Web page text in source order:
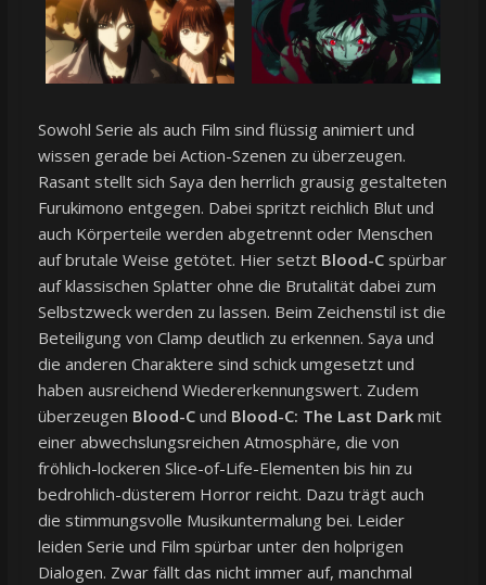
Sowohl Serie als auch Film sind flüssig animiert und
wissen gerade bei Action-Szenen zu überzeugen.
Rasant stellt sich Saya den herrlich grausig gestalteten
Furukimono entgegen. Dabei spritzt reichlich Blut und
auch Körperteile werden abgetrennt oder Menschen
auf brutale Weise getötet. Hier setzt Blood-Cspürbar
auf klassischen Splatter ohne die Brutalität dabei zum
Selbstzweck werden zu lassen. Beim Zeichenstil ist die
Beteiligung von Clamp deutlich zu erkennen. Saya und
die anderen Charaktere sind schick umgesetzt und
haben ausreichend Wiedererkennungswert. Zudem
überzeugen Blood-Cund Blood-C: The Last Darkmit
einer abwechslungsreichen Atmosphäre, die von
fröhlich-lockeren Slice-of-Life-Elementen bis hin zu
bedrohlich-düsterem Horror reicht. Dazu trägt auch
die stimmungsvolle Musikuntermalung bei. Leider
leiden Serie und Film spürbar unter den holprigen
Dialogen. Zwar fällt das nicht immer auf, manchmal